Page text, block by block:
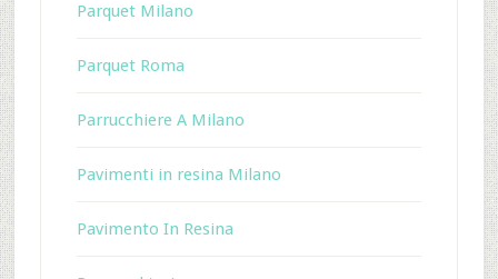
Parquet Milano
Parquet Roma
Parrucchiere A Milano
Pavimenti in resina Milano
Pavimento In Resina